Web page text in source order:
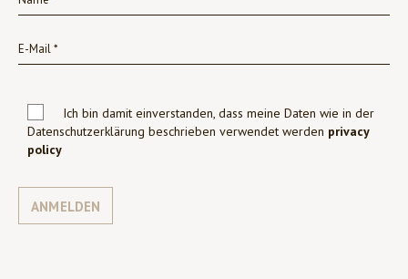
Ich bin damit einverstanden, dass meine Daten wie in der
Datenschutzerklärung beschrieben verwendet werden privacy
policy
ANMELDEN